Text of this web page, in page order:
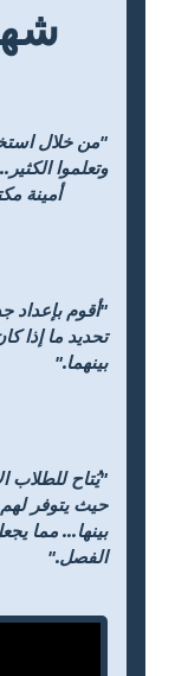
"من خلال
وتعلموا
"أقوم بإعداد
تحديد ما إذا
بينهما."
حيث يتوفر لهم
بينها... مما
الفصل."